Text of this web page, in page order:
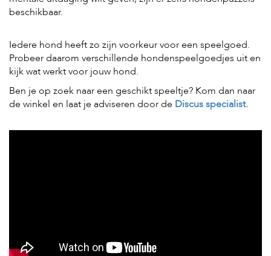
e
beschikbaar.
Iedere hond heeft zo zijn voorkeur voor een speelgoed.
Probeer daarom verschillende hondenspeelgoedjes uit en
kijk wat werkt voor jouw hond.
Ben je op zoek naar een geschikt speeltje? Kom dan naar
de winkel en laat je adviseren door de Discus specialist.